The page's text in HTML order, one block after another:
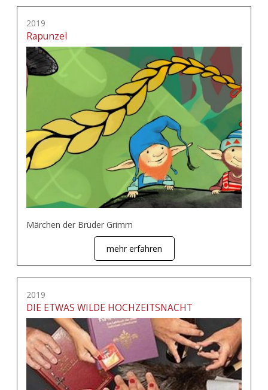
2019
Rapunzel
Märchen der Brüder Grimm
mehr erfahren
2019
DIE ETWAS WILDE HOCHZEITSNACHT